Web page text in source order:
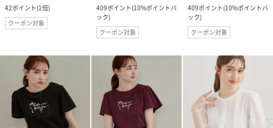
42ポイント(1倍)
クーポン対象
409ポイント(10%ポイントバ
ック)
クーポン対象
409ポイント(10%ポイントバ
ック)
クーポン対象